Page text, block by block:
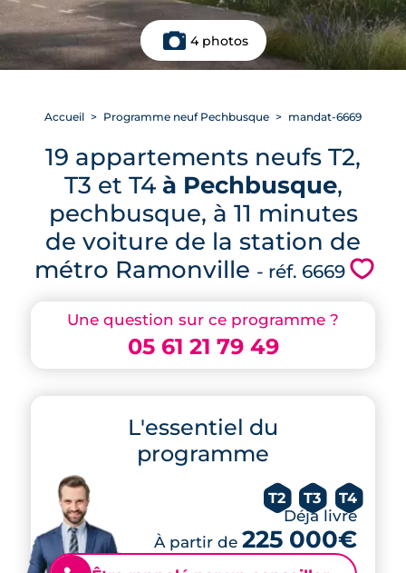
4 photos
Une question sur ce programme ?
05 61 21 79 49
L'essentiel du
programme
T2 T3 T4
Déjà livré
À partir de 225 000€
Accueil Programme neuf Pechbusque mandat-6669
19 appartements neufs T2,
T3 et T4 à Pechbusque,
pechbusque, à 11 minutes
de voiture de la station de
métro Ramonville - réf. 6669 💗